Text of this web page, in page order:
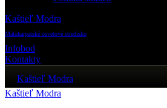
Kaštieľ Modra
Malokarpatské osvetové stredisko
Infobod
Kontakty
Kaštieľ Modra
Kaštieľ Modra